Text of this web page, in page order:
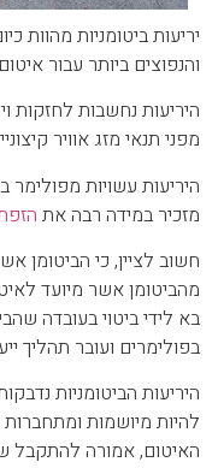
יריעות ביטומניות
והנפוצים ביותר עבור
היריעות נחשבות לחזקות
מפני תנאי מזג אוויר
היריעות עשויות מפולימר
מזכיר במידה רבה את
חשוב לציין, כי הביטומן
בא לידי ביטוי בעובדה
בפולימרים ועובר תהליך
היריעות הביטומניות
להיות מיושמות
האיטום, אמורה להתקבל